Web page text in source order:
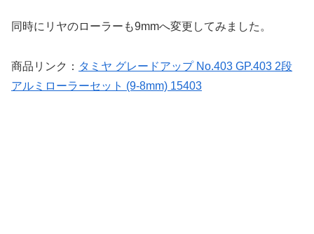
同時にリヤのローラーも9mmへ変更してみました。
商品リンク： タミヤ グレードアップ No.403 GP.403 2段
アルミローラーセット (9-8mm) 15403